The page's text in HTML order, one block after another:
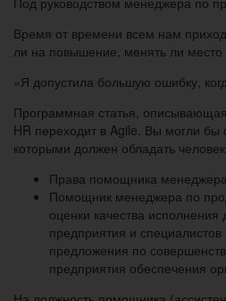
Время от времени всем нам
ли на повышение, менять ли место
«Я допустила большую ошибку,
Программная статья,
HR переходит в Agile. Вы могли
которыми должен обладать
Права помощника
Помощник менеджера по
оценки качества
предприятия и
предложения по
предприятия обеспечения